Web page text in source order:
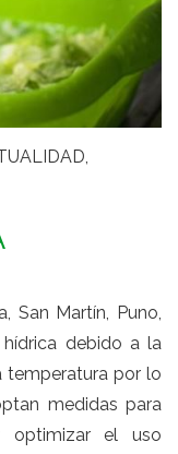
San Martín, Puno,
debido a la
temperatura por lo
medidas para
optimizar el uso